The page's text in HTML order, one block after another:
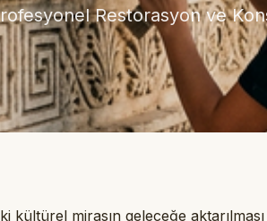
Restorasyon ve
kültürel mirasın geleceğe